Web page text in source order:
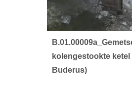
kolengestookte ketel
Buderus)